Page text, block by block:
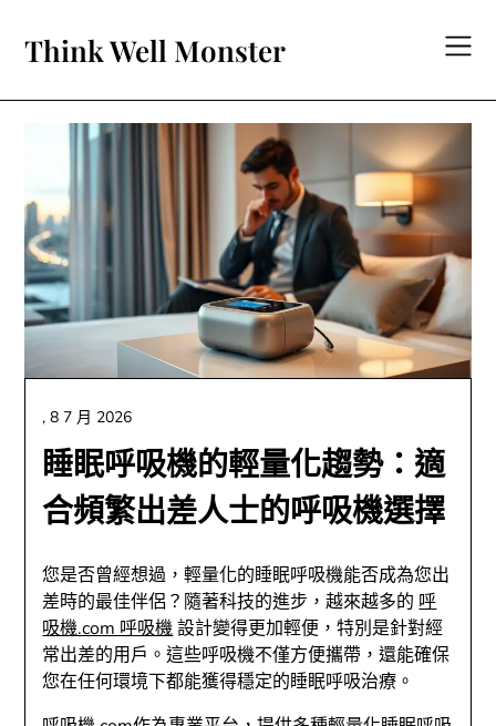
content
Think Well Monster
睡眠呼吸機的輕量化趨勢：適
合頻繁出差人士的呼吸機選擇
,8 7 月 2026
您是否曾經想過，輕量化的睡眠呼吸機能否成為您出
差時的最佳伴侶？隨著科技的進步，越來越多的呼
吸機.com 呼吸機設計變得更加輕便，特別是針對經
常出差的用戶。這些呼吸機不僅方便攜帶，還能確保
您在任何環境下都能獲得穩定的睡眠呼吸治療。